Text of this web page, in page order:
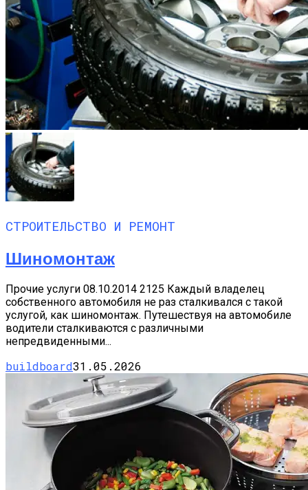
СТРОИТЕЛЬСТВО И РЕМОНТ
Шиномонтаж
Прочие услуги 08.10.2014 2125 Каждый владелец
собственного автомобиля не раз сталкивался с такой
услугой, как шиномонтаж. Путешествуя на автомобиле
водители сталкиваются с различными
непредвиденными...
buildboard31.05.2026